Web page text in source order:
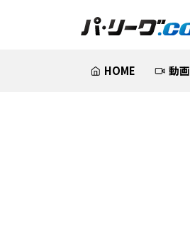
HOME 動画